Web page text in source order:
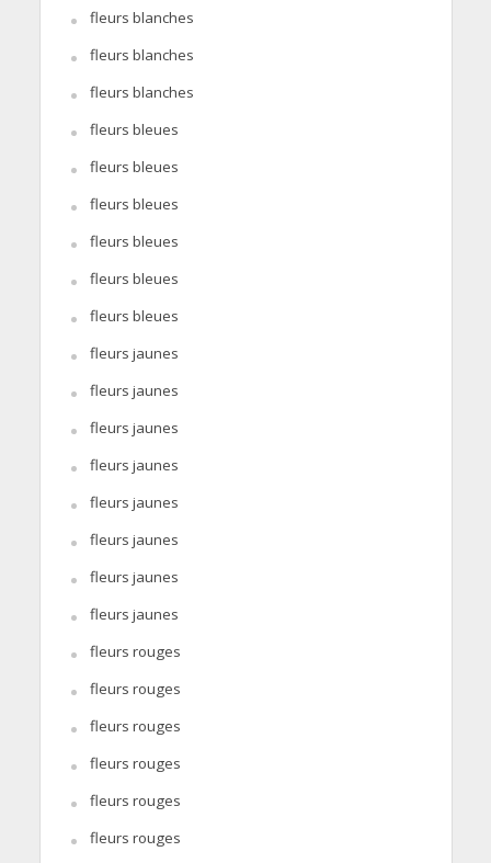
fleurs blanches
fleurs blanches
fleurs blanches
fleurs bleues
fleurs bleues
fleurs bleues
fleurs bleues
fleurs bleues
fleurs bleues
fleurs jaunes
fleurs jaunes
fleurs jaunes
fleurs jaunes
fleurs jaunes
fleurs jaunes
fleurs jaunes
fleurs jaunes
fleurs rouges
fleurs rouges
fleurs rouges
fleurs rouges
fleurs rouges
fleurs rouges